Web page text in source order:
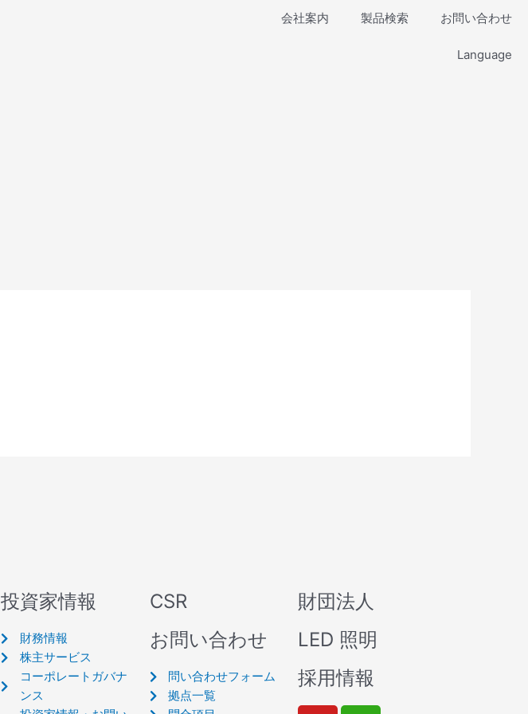
会社案内 製品検索 お問い合わせ
Language
投資家情報
財務情報
株主サービス
コーポレートガバナ
ンス
CSR
お問い合わせ
問い合わせフォーム
拠点一覧
財団法人
LED 照明
採用情報